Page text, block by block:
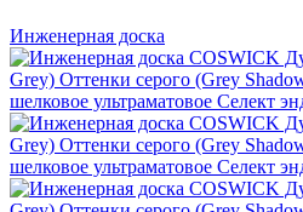
Инженерная доска